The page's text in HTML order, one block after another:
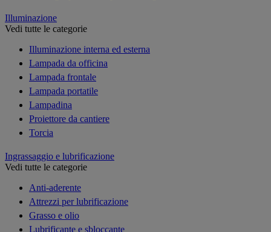
Illuminazione
Vedi tutte le categorie
Illuminazione interna ed esterna
Lampada da officina
Lampada frontale
Lampada portatile
Lampadina
Proiettore da cantiere
Torcia
Ingrassaggio e lubrificazione
Vedi tutte le categorie
Anti-aderente
Attrezzi per lubrificazione
Grasso e olio
Lubrificante e sbloccante